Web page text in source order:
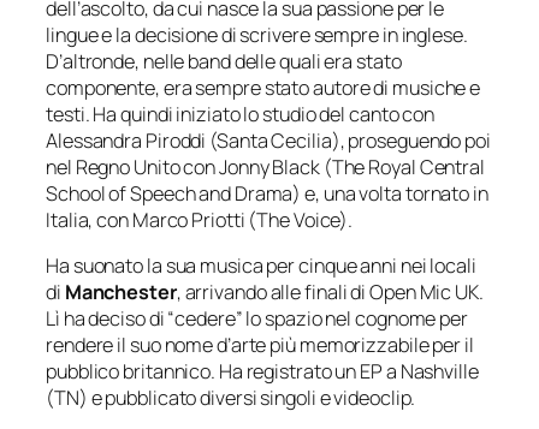
dell’ascolto, da cui nasce la sua passione per le
lingue e la decisione di scrivere sempre in inglese.
D’altronde, nelle band delle quali era stato
componente, era sempre stato autore di musiche e
testi. Ha quindi iniziato lo studio del canto con
Alessandra Piroddi (Santa Cecilia), proseguendo poi
nel Regno Unito con Jonny Black (The Royal Central
School of Speech and Drama) e, una volta tornato in
Italia, con Marco Priotti (The Voice).
Ha suonato la sua musica per cinque anni nei locali
di Manchester, arrivando alle finali di Open Mic UK.
Lì ha deciso di “cedere” lo spazio nel cognome per
rendere il suo nome d’arte più memorizzabile per il
pubblico britannico. Ha registrato un EP a Nashville
(TN) e pubblicato diversi singoli e videoclip.